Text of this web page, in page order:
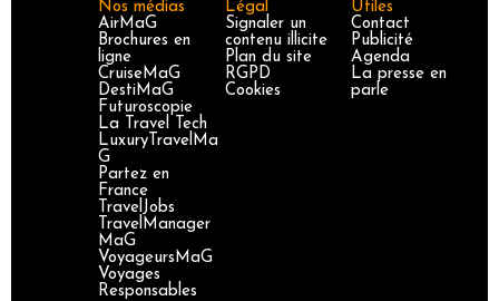
Nos médias
AirMaG
Brochures en
ligne
CruiseMaG
DestiMaG
Futuroscopie
La Travel Tech
LuxuryTravelMa
G
Partez en
France
TravelJobs
TravelManager
MaG
VoyageursMaG
Voyages
Responsables
Légal
Signaler un
contenu illicite
Plan du site
RGPD
Cookies
Utiles
Contact
Publicité
Agenda
La presse en
parle